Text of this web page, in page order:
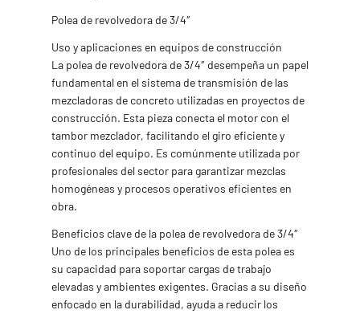
Polea de revolvedora de 3/4″
Uso y aplicaciones en equipos de construcción
La polea de revolvedora de 3/4″ desempeña un papel
fundamental en el sistema de transmisión de las
mezcladoras de concreto utilizadas en proyectos de
construcción. Esta pieza conecta el motor con el
tambor mezclador, facilitando el giro eficiente y
continuo del equipo. Es comúnmente utilizada por
profesionales del sector para garantizar mezclas
homogéneas y procesos operativos eficientes en
obra.
Beneficios clave de la polea de revolvedora de 3/4″
Uno de los principales beneficios de esta polea es
su capacidad para soportar cargas de trabajo
elevadas y ambientes exigentes. Gracias a su diseño
enfocado en la durabilidad, ayuda a reducir los